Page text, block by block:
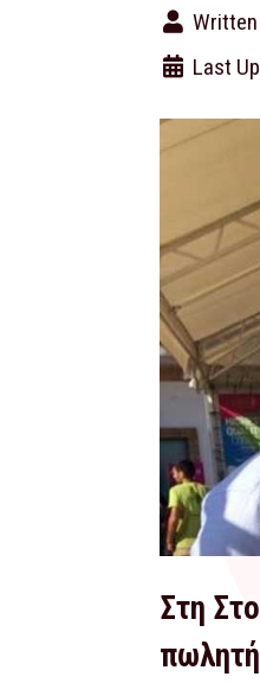
Last
Στη